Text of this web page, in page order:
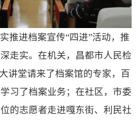
推进档案宣传“四进”活动，推
走实。在机关，昌都市人民检
讲堂请来了档案馆的专家，百
习了档案业务；在社区，市委
的志愿者走进嘎东街、利民社